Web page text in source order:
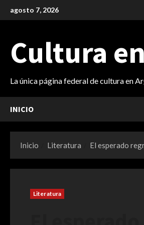
al
agosto 7, 2026
Cultura
La única página federal de cultura en
INICIO
Inicio Literatura El esperado
Literatura